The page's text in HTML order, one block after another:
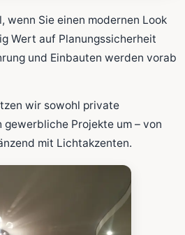
übernommen.
wenn Sie einen modernen Look
Wert auf Planungssicherheit
und Einbauten werden vorab
wir sowohl private
gewerbliche Projekte um – von
mit Lichtakzenten.